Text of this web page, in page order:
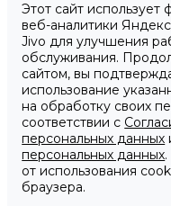
Этот сайт использует
веб-аналитики
Jivo для улучшения
обслуживания.
сайтом, вы
использование
на обработку своих
соответствии с
персональных данных
персональных данных
от использования
браузера.